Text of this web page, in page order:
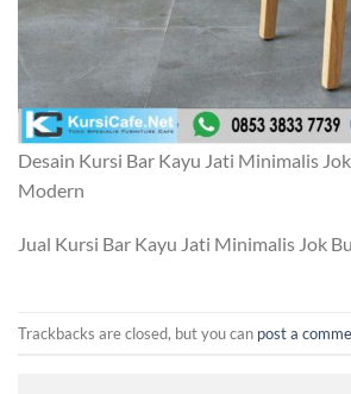
Desain Kursi Bar Kayu Jati Minimalis
Modern
Jual Kursi Bar Kayu Jati Minimalis Jok
Trackbacks are closed, but you can post a